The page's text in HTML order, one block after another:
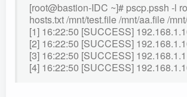
[root@bastion-IDC ~]# pscp.pssh -l
hosts.txt /mnt/test.file /mnt/aa.file /
[1] 16:22:50 [SUCCESS]
[2] 16:22:50 [SUCCESS]
[3] 16:22:50 [SUCCESS]
[4] 16:22:50 [SUCCESS]